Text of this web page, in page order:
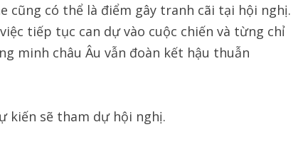
cũng có thể là điểm gây tranh cãi tại hội nghị.
tiếp tục can dự vào cuộc chiến và từng chỉ
minh châu Âu vẫn đoàn kết hậu thuẫn
kiến sẽ tham dự hội nghị.